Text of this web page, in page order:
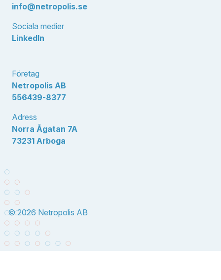
info@netropolis.se
Sociala medier
LinkedIn
Företag
Netropolis AB
556439-8377
Adress
Norra Ågatan 7A
73231 Arboga
© 2026 Netropolis AB